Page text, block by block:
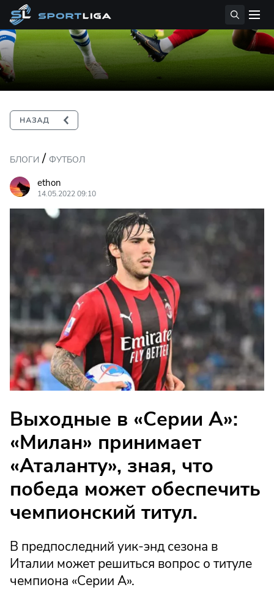
БЛОГИ / ФУТБОЛ
ethon
14.05.2022 09:10
Выходные в «Серии А»:
«Милан» принимает
«Аталанту», зная, что
победа может обеспечить
чемпионский титул.
В предпоследний уик-энд сезона в
Италии может решиться вопрос о титуле
чемпиона «Серии А».